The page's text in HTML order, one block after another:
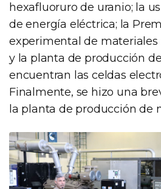
hexafluoruro de uranio; la
de energía eléctrica; la
experimental de materiales
y la planta de producción
encuentran las celdas
Finalmente, se hizo una
la planta de producción de